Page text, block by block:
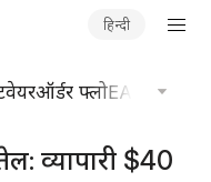
हिन्दी
ऑर्डर फ्लोEA टूलकिट
व्यापारी $40